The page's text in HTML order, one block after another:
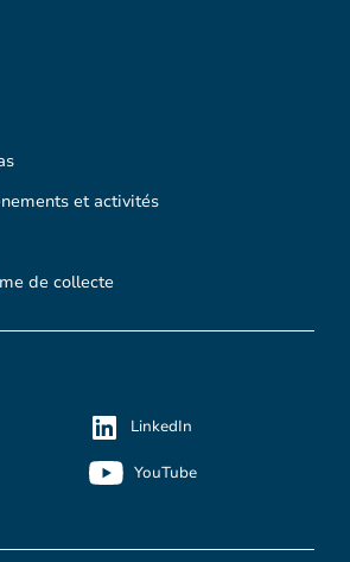
et activités
de collecte
LinkedIn
YouTube